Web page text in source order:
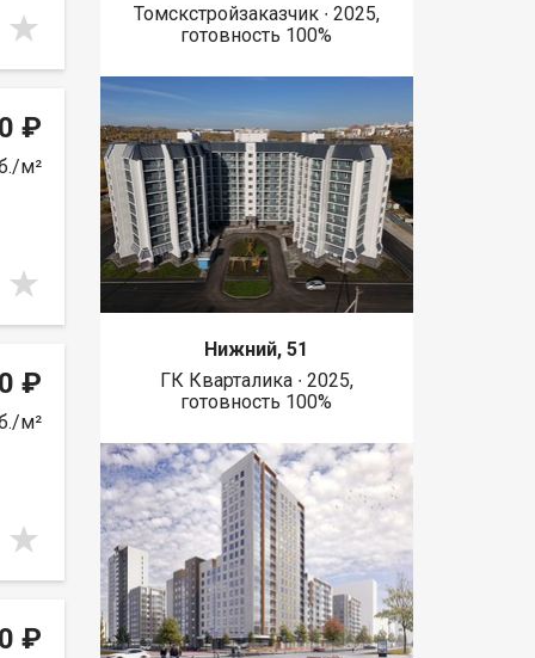
₽
м²
₽
м²
₽
Томскстройзаказчик ∙ 2025,
готовность 100%
Нижний, 51
ГК Кварталика ∙ 2025,
готовность 100%